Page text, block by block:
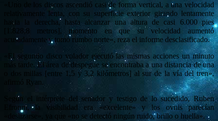
«Uno de los discos ascendió casi de forma vertical, a una velocidad
relativamente lenta, con su superficie exterior girando lentamente
hacia la derecha, hasta alcanzar una altura de casi 6.000 pies
[1.828,8 metros], momento en que su velocidad aumentó
acusadamente y tomó rumbo norte», reza el informe desclasificado.
«El segundo disco volador ejecutó las mismas acciones un minuto
más tarde. El área de despegue se encontraba a una distancia de una
o dos millas [entre 1,5 y 3,2 kilómetros] al sur de la vía del tren»,
afirmó Ryan.
Según el intérprete del senador y testigo de lo sucedido, Ruben
Efronm, la visibilidad era «excelente» y los ovnis parecían
«deslizarse», ya que «no se detectó ningún ruido, brillo o huella».